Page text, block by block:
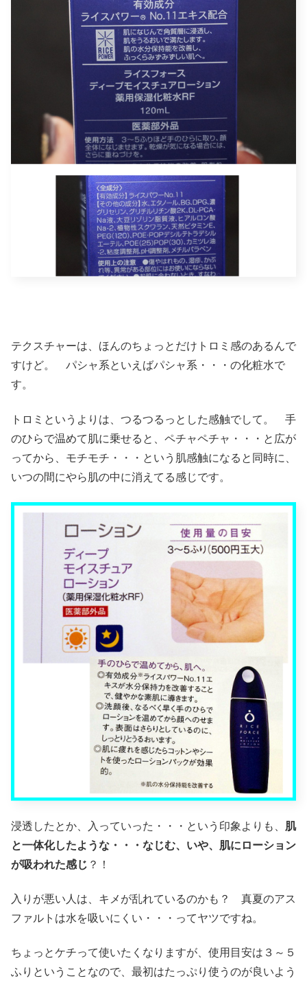
テクスチャーは、ほんのちょっとだけトロミ感のあるんで
すけど。 パシャ系といえばパシャ系・・・の化粧水で
す。
トロミというよりは、つるつるっとした感触でして。 手
のひらで温めて肌に乗せると、ペチャペチャ・・・と広が
ってから、モチモチ・・・という肌感触になると同時に、
いつの間にやら肌の中に消えてる感じです。
浸透したとか、入っていった・・・という印象よりも、 肌
と一体化したような・・・なじむ、いや、肌にローション
が吸われた感じ ？！
入りが悪い人は、キメが乱れているのかも？ 真夏のアス
ファルトは水を吸いにくい・・・ってヤツですね。
ちょっとケチって使いたくなりますが、使用目安は３～５
ふりということなので、最初はたっぷり使うのが良いよう